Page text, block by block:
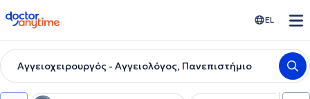
doctoranytime EL
Αγγειοχειρουργός - Αγγειολόγος, Πανεπιστήμιο